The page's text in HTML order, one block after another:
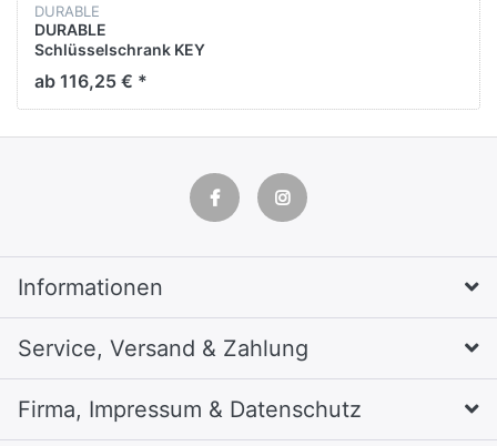
DURABLE
DURABLE
Schlüsselschrank KEY
BOX, Aluminium,
Schlüsselschloss, für: 48
Schlüssel, 302 x 118 x
ab 116,25 € *
Informationen
Service, Versand & Zahlung
Firma, Impressum & Datenschutz